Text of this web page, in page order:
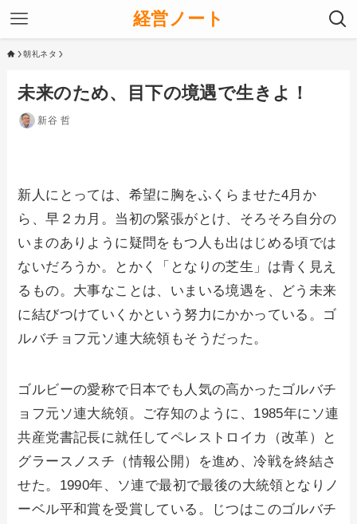
経営ノート
朝礼ネタ
未来のため、目下の境遇で生きよ！
新谷 哲
新人にとっては、希望に胸をふくらませた4月か
ら、早２カ月。当初の緊張がとけ、そろそろ自分の
いまのありように疑問をもつ人も出はじめる頃では
ないだろうか。とかく「となりの芝生」は青く見え
るもの。大事なことは、いまいる境遇を、どう未来
に結びつけていくかという努力にかかっている。ゴ
ルバチョフ元ソ連大統領もそうだった。
ゴルビーの愛称で日本でも人気の高かったゴルバチ
ョフ元ソ連大統領。ご存知のように、1985年にソ連
共産党書記長に就任してペレストロイカ（改革）と
グラースノスチ（情報公開）を進め、冷戦を終結さ
せた。1990年、ソ連で最初で最後の大統領となりノ
ーベル平和賞を受賞している。じつはこのゴルバチ